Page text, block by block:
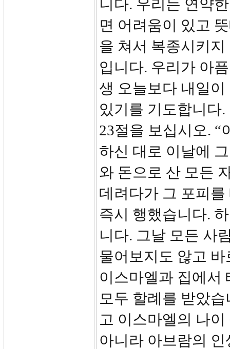
니다. 우리는 연약
면 어려움이 있고
을 쳐서 복종시키
입니다. 우리가 아
생 오늘보다 내일
있기를 기도합니다.
23절을 보십시오. “
하신 대로 이날에
와 돈으로 산 모든
데려다가 그 포피를
즉시 행했습니다.
니다. 그날 모든 사
물어보지도 않고
이스마엘과 집에서
모두 할례를 받았
고 이스마엘의 나
아니라 아브람의